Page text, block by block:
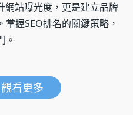
網站曝光度，更是建立品牌
握SEO排名的關鍵策略，
。
看更多